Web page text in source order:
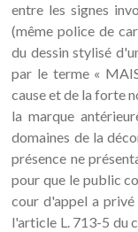
entre les signes
(même police de
du dessin stylisé
par le terme «
cause et de la forte
la marque
domaines de la
présence ne
pour que le public
cour d'appel a
l'article L. 713-5 du